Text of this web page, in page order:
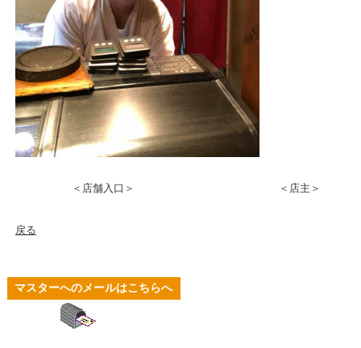
＜店舗入口＞ ＜店主＞
戻る
マスターへのメールはこちらへ